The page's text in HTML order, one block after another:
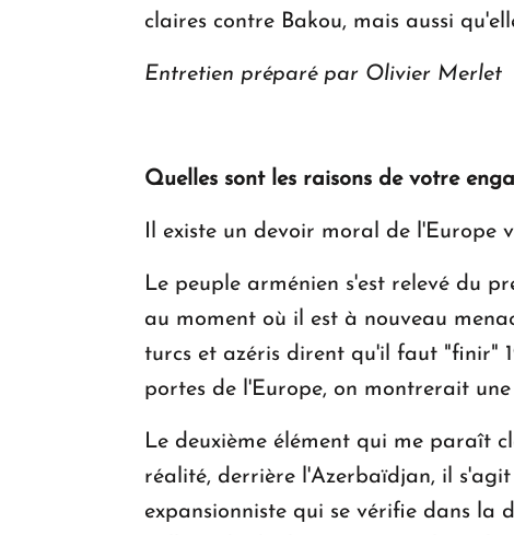
claires contre Bakou, mais aussi
Entretien préparé par Olivier Merlet
Quelles sont les raisons de votre
Il existe un devoir moral de l'Europe
Le peuple arménien s'est relevé du
au moment où il est à nouveau
turcs et azéris dirent qu'il faut "finir"
portes de l'Europe, on montrerait
Le deuxième élément qui me paraît
réalité, derrière l'Azerbaïdjan, il
expansionniste qui se vérifie dans la